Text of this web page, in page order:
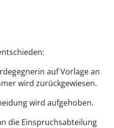
auf Vorlage an
wird zurückgewiesen.
wird aufgehoben.
die Einspruchsabteilung